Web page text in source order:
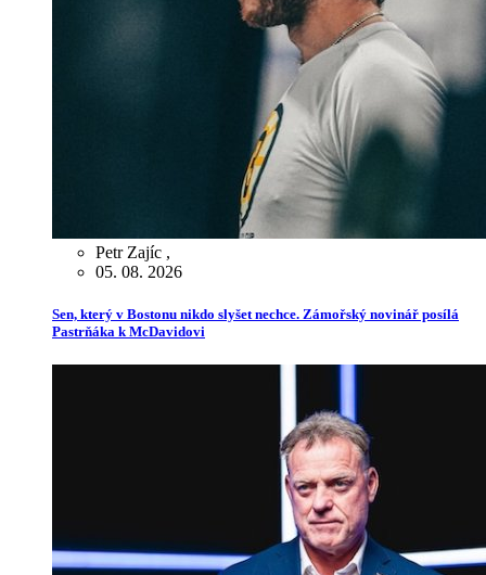
Petr Zajíc ,
05. 08. 2026
Sen, který v Bostonu nikdo slyšet nechce. Zámořský novinář posílá
Pastrňáka k McDavidovi